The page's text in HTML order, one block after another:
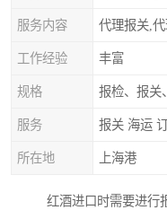
服务内容 代理报关,
工作经验 丰富
规格 报检、报关
服务 报关 海运
所在地 上海港
红酒进口时需要进行